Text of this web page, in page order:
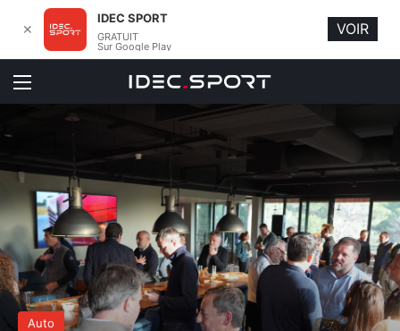
Menu
Auto
✕
IDEC SPORT
GRATUIT
Sur Google Play
VOIR